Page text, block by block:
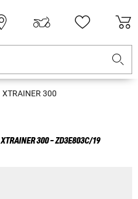
XTRAINER 300
XTRAINER 300 - ZD3E803C/19